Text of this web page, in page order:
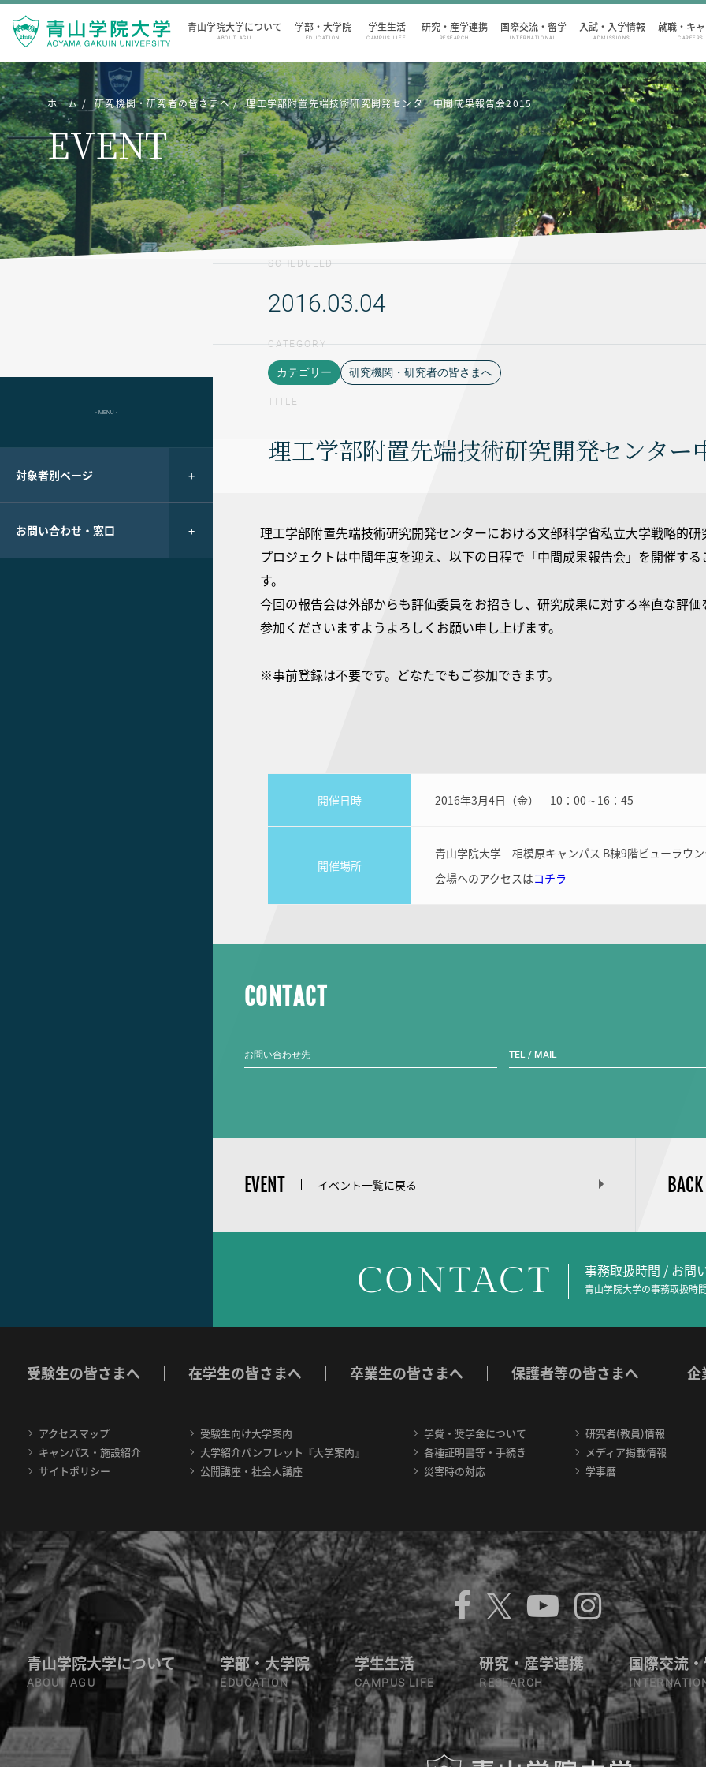
青山学院大学について
ABOUT AGU
学部・大学院
EDUCATION
学生生活
CAMPUS LIFE
研究・産学連携
RESEARCH
国際交流・留学
INTERNATIONAL
入試・入学情報
ADMISSIONS
就職・キ
CAREERS
ホーム 研究機関・研究者の皆さまへ 理工学部附置先端技術研究開発センター中間成果報告会2015
EVENT
- MENU -
対象者別ページ
お問い合わせ・窓口
SCHEDULED
2016.03.04
CATEGORY
カテゴリー 研究機関・研究者の皆さまへ
TITLE
理工学部附置先端技術研究開発センター
理工学部附置先端技術研究開発センターにおける文部科学省私立大学戦略的
プロジェクトは中間年度を迎え、以下の日程で「中間成果報告会」を開催す
す。
今回の報告会は外部からも評価委員をお招きし、研究成果に対する率直な評
参加くださいますようよろしくお願い申し上げます。
※事前登録は不要です。どなたでもご参加できます。
開催日時 2016年3月4日（金） 10：00～16：45
開催場所
青山学院大学 相模原キャンパス B棟9階ビューラウ
会場へのアクセスはコチラ
CONTACT
お問い合わせ先 TEL / MAIL
EVENT イベント一覧に戻る BACK
CONTACT 事務取扱時間 / お問
青山学院大学の事務取扱時
受験生の皆さまへ 在学生の皆さまへ 卒業生の皆さまへ 保護者等の皆さまへ 企
アクセスマップ
キャンパス・施設紹介
サイトポリシー
受験生向け大学案内
大学紹介パンフレット『大学案内』
公開講座・社会人講座
学費・奨学金について
各種証明書等・手続き
災害時の対応
研究者(教員)情報
メディア掲載情報
学事暦
青山学院大学について
ABOUT AGU
学部・大学院
EDUCATION
学生生活
CAMPUS LIFE
研究・産学連携
RESEARCH
国際交流